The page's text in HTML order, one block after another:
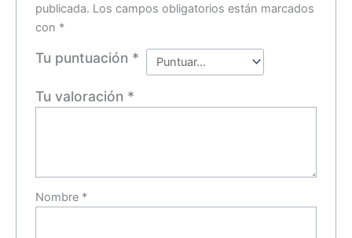
publicada. Los campos obligatorios están marcados
con *
Tu puntuación *
Tu valoración *
Nombre *